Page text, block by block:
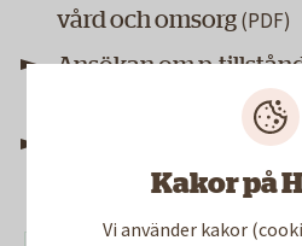
Kakor på
Vi använder kakor
vård och omsorg
Ansökan om p-
Ansökan om p-
tillfälligt tillstånd